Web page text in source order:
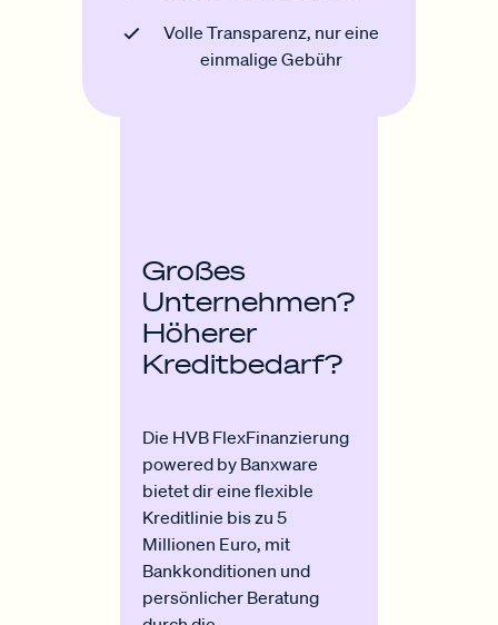
Volle Transparenz, nur eine
einmalige Gebühr
Großes
Unternehmen?
Höherer
Kreditbedarf?
Die HVB FlexFinanzierung
powered by Banxware
bietet dir eine flexible
Kreditlinie bis zu 5
Millionen Euro, mit
Bankkonditionen und
persönlicher Beratung